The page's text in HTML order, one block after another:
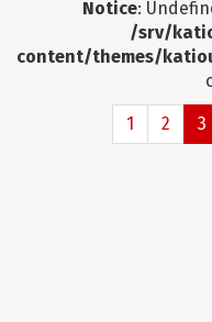
Notice:
/srv/
content/themes/
1 2 3